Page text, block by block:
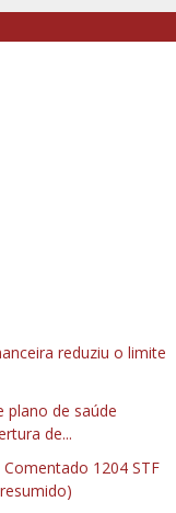
reduziu o limite
plano de saúde
de...
Comentado 1204 STF